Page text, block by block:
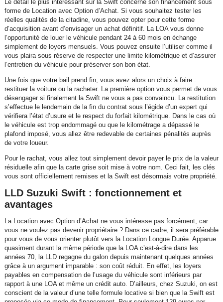
Le détail le plus intéressant sur la Swift concerne son financement sous
forme de Location avec Option d’Achat. Si vous souhaitez tester les
réelles qualités de la citadine, vous pouvez opter pour cette forme
d’acquisition avant d’envisager un achat définitif. La LOA vous donne
l’opportunité de louer le véhicule pendant 24 à 60 mois en échange
simplement de loyers mensuels. Vous pouvez ensuite l’utiliser comme il
vous plaira sous réserve de respecter une limite kilométrique et d’assurer
l’entretien du véhicule pour préserver son bon état.
Une fois que votre bail prend fin, vous avez alors un choix à faire :
restituer la voiture ou la racheter. La première option vous permet de vous
désengager si finalement la Swift ne vous a pas convaincu. La restitution
s’effectue le lendemain de la fin du contrat sous l’égide d’un expert qui
vérifiera l’état d’usure et le respect du forfait kilométrique. Dans le cas où
le véhicule est trop endommagé ou que le kilométrage a dépassé le
plafond imposé, vous allez être redevable de certaines pénalités auprès
de votre loueur.
Pour le rachat, vous allez tout simplement devoir payer le prix de la valeur
résiduelle afin que la carte grise soit mise à votre nom. Ceci fait, les clés
vous sont officiellement remises et la Swift est désormais votre propriété.
LLD Suzuki Swift : fonctionnement et
avantages
La Location avec Option d’Achat ne vous intéresse pas forcément, car
vous ne voulez pas devenir propriétaire ? Dans ce cadre, il sera préférable
pour vous de vous orienter plutôt vers la Location Longue Durée. Apparue
quasiment durant la même période que la LOA c’est-à-dire dans les
années 70, la LLD regagne du galon depuis maintenant quelques années
grâce à un argument imparable : son coût réduit. En effet, les loyers
payables en compensation de l’usage du véhicule sont inférieurs par
rapport à une LOA et même un crédit auto. D’ailleurs, chez Suzuki, on est
conscient de la valeur d’une telle formule locative si bien que la Swift est